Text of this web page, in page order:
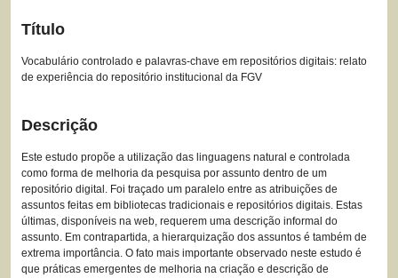
Título
Vocabulário controlado e palavras-chave em repositórios digitais: relato
de experiência do repositório institucional da FGV
Descrição
Este estudo propõe a utilização das linguagens natural e controlada
como forma de melhoria da pesquisa por assunto dentro de um
repositório digital. Foi traçado um paralelo entre as atribuições de
assuntos feitas em bibliotecas tradicionais e repositórios digitais. Estas
últimas, disponíveis na web, requerem uma descrição informal do
assunto. Em contrapartida, a hierarquização dos assuntos é também de
extrema importância. O fato mais importante observado neste estudo é
que práticas emergentes de melhoria na criação e descrição de